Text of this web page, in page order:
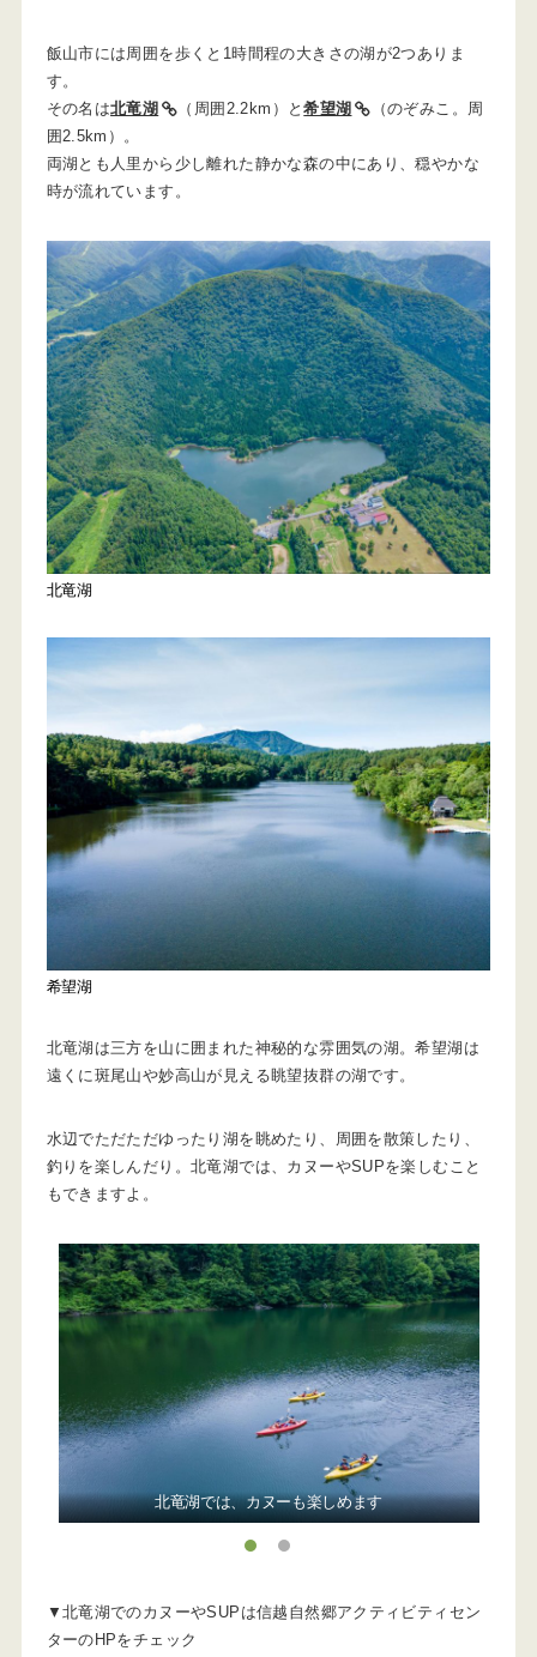
飯山市には周囲を歩くと1時間程の大きさの湖が2つありま
す。
その名は北竜湖 （周囲2.2km）と希望湖
（のぞみこ。周
囲2.5km）。
両湖とも人里から少し離れた静かな森の中にあり、穏やかな
時が流れています。
北竜湖
希望湖
北竜湖は三方を山に囲まれた神秘的な雰囲気の湖。希望湖は
遠くに斑尾山や妙高山が見える眺望抜群の湖です。
水辺でただただゆったり湖を眺めたり、周囲を散策したり、
釣りを楽しんだり。北竜湖では、カヌーやSUPを楽しむこと
もできますよ。
北竜湖では、カヌーも楽しめます
▼北竜湖でのカヌーやSUPは信越自然郷アクティビティセン
ターのHPをチェック